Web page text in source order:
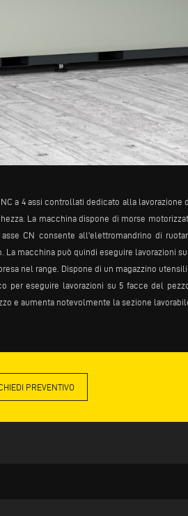
a 4 assi controllati dedicato alla
La macchina dispone di morse
CN consente all'elettromandrino di
La macchina può quindi eseguire lavorazioni
nel range. Dispone di un magazzino utensili
per eseguire lavorazioni su 5 facce del
e aumenta notevolmente la sezione
PREVENTIVO